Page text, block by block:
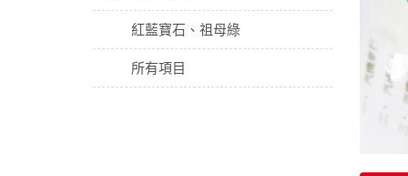
紅藍寶石、祖母綠
所有項目